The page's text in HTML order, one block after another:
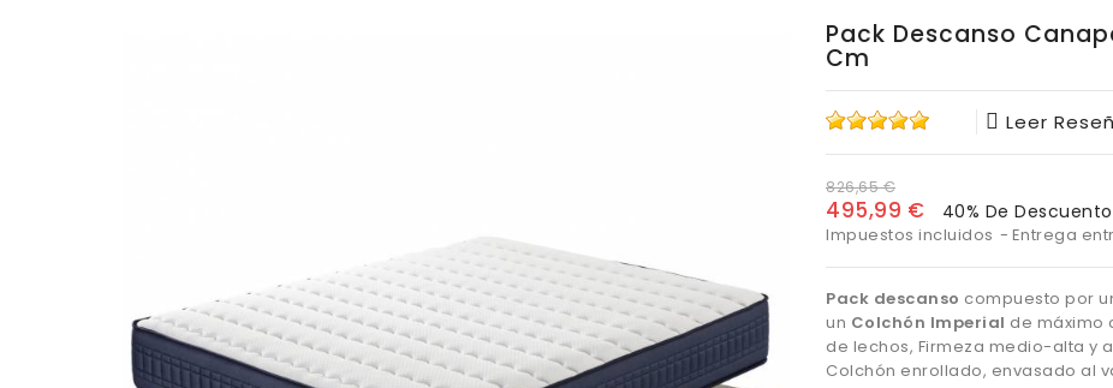
Pack Descanso
Cm
Leer
826,65 €
495,99 € 40% De Descuento
Impuestos incluidos Entrega
Pack descanso compuesto por
un Colchón Imperial de máximo
de lechos, Firmeza medio-alta y
Colchón enrollado, envasado al